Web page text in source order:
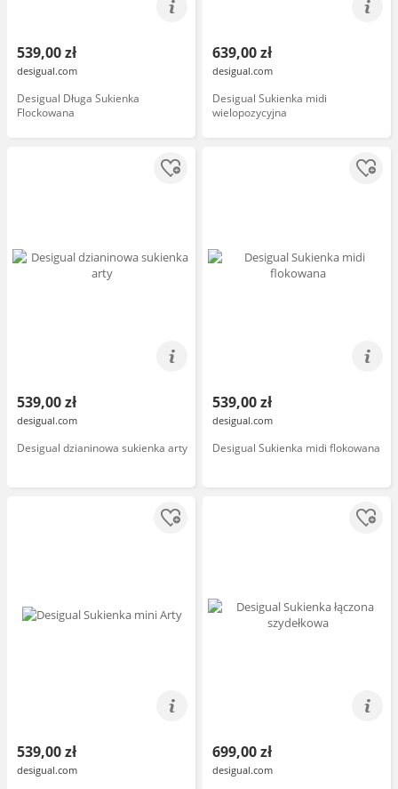
539,00 zł
desigual.com
Desigual Długa Sukienka
Flockowana
639,00 zł
desigual.com
Desigual Sukienka midi
wielopozycyjna
539,00 zł
desigual.com
Desigual dzianinowa sukienka arty
539,00 zł
desigual.com
Desigual Sukienka midi flokowana
539,00 zł
desigual.com
699,00 zł
desigual.com